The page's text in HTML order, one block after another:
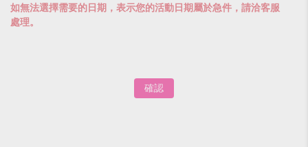
如無法選擇需要的日期，表示您的活動日期屬於急件，請洽客服
處理。
確認